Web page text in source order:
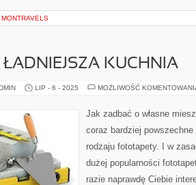
MONTRAVELS
ŁADNIEJSZA KUCHNIA
LIP - 6 - 2025 MOŻLIWOŚĆ
Jak zadbać o własne
coraz bardziej
rodzaju fototapety. I w
dużej popularności
razie naprawdę Ciebie